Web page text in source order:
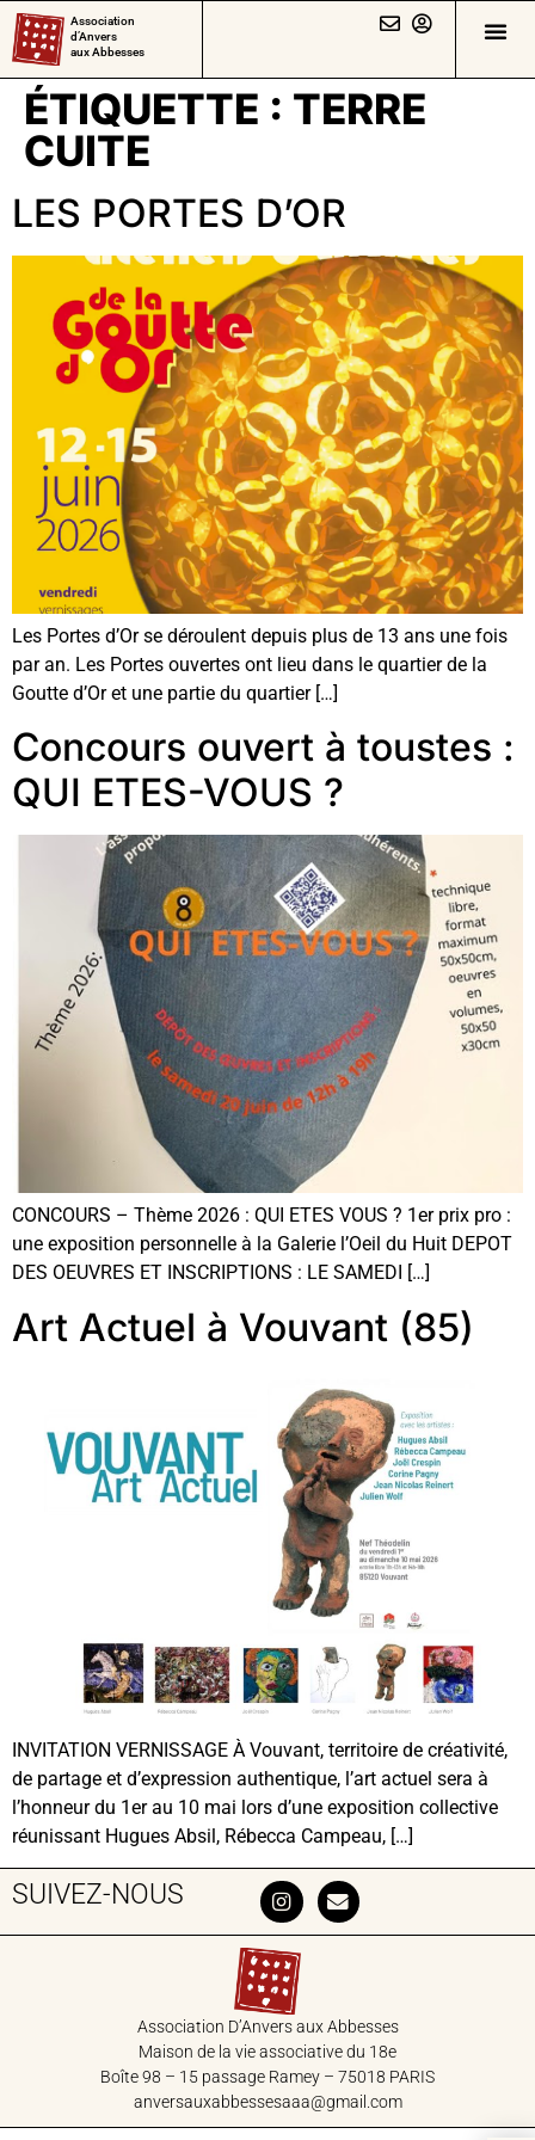
Association
d’Anvers
aux Abbesses
ÉTIQUETTE : TERRE
CUITE
LES PORTES D’OR
Les Portes d’Or se déroulent depuis plus de 13 ans une fois
par an. Les Portes ouvertes ont lieu dans le quartier de la
Goutte d’Or et une partie du quartier […]
Concours ouvert à toustes :
QUI ETES-VOUS ?
CONCOURS – Thème 2026 : QUI ETES VOUS ? 1er prix pro :
une exposition personnelle à la Galerie l’Oeil du Huit DEPOT
DES OEUVRES ET INSCRIPTIONS : LE SAMEDI […]
Art Actuel à Vouvant (85)
INVITATION VERNISSAGE À Vouvant, territoire de créativité,
de partage et d’expression authentique, l’art actuel sera à
l’honneur du 1er au 10 mai lors d’une exposition collective
réunissant Hugues Absil, Rébecca Campeau, […]
SUIVEZ-NOUS
Association D’Anvers aux Abbesses
Maison de la vie associative du 18‎e
Boîte 98 – 15 passage Ramey – 75018 PARIS
anversauxabbessesaaa@gmail.com